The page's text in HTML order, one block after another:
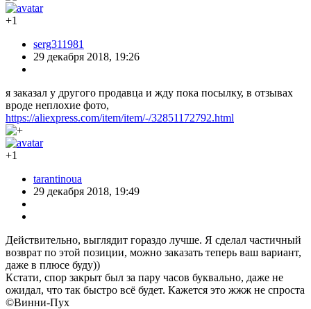
+1
serg311981
29 декабря 2018, 19:26
я заказал у другого продавца и жду пока посылку, в отзывах
вроде неплохие фото,
https://aliexpress.com/item/item/-/32851172792.html
+1
tarantinoua
29 декабря 2018, 19:49
Действительно, выглядит гораздо лучше. Я сделал частичный
возврат по этой позиции, можно заказать теперь ваш вариант,
даже в плюсе буду))
Кстати, спор закрыт был за пару часов буквально, даже не
ожидал, что так быстро всё будет. Кажется это жжж не спроста
©Винни-Пух